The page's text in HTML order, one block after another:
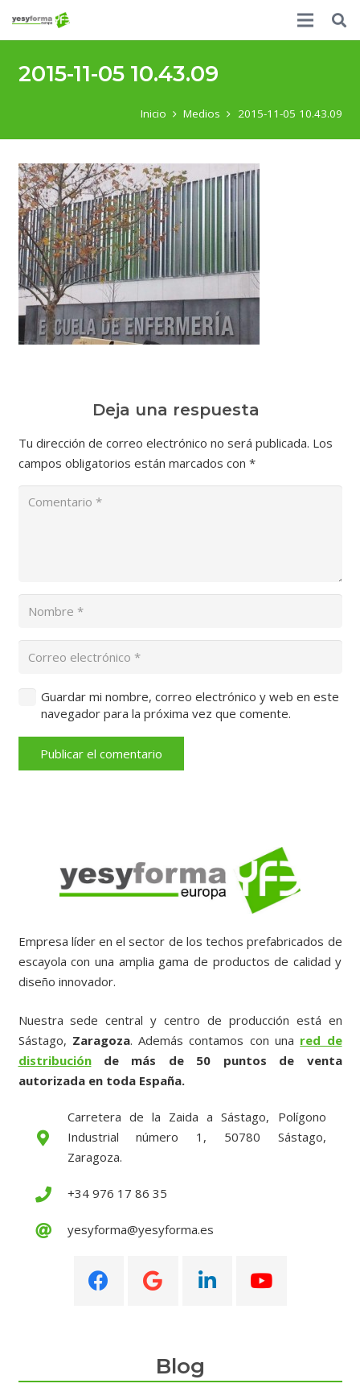
2015-11-05 10.43.09
Inicio Medios 2015-11-05 10.43.09
Deja una respuesta
Tu dirección de correo electrónico no será publicada. Los
campos obligatorios están marcados con *
Guardar mi nombre, correo electrónico y web en este
navegador para la próxima vez que comente.
Publicar el comentario
Empresa líder en el sector de los techos prefabricados de
escayola con una amplia gama de productos de calidad y
diseño innovador.
Nuestra sede central y centro de producción está en
Sástago, Zaragoza. Además contamos con una red de
distribuciónde más de 50 puntos de venta
autorizada en toda España.
Carretera de la Zaida a Sástago, Polígono
Industrial número 1, 50780 Sástago,
Zaragoza.
+34 976 17 86 35
yesyforma@yesyforma.es
Blog